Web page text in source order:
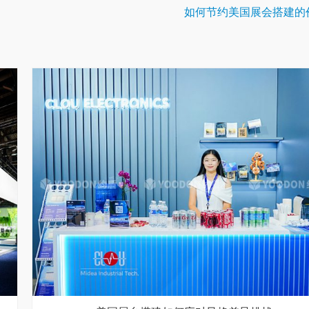
如何节约美国展会搭建的